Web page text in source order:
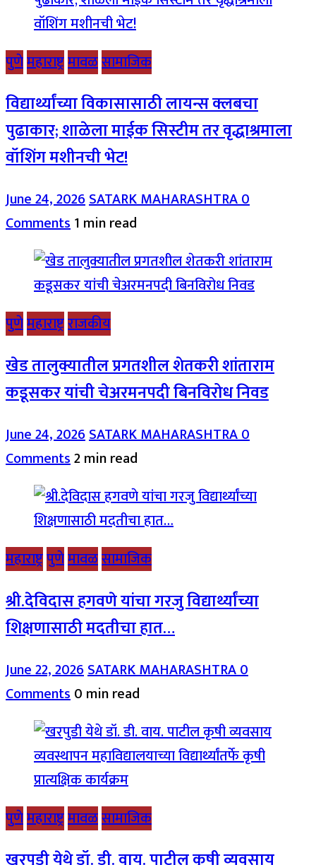
पुणेमहाराष्ट्रमावळसामाजिक
विद्यार्थ्यांच्या विकासासाठी लायन्स क्लबचा
पुढाकार; शाळेला माईक सिस्टीम तर वृद्धाश्रमाला
वॉशिंग मशीनची भेट!
June 24, 2026SATARK MAHARASHTRA0
Comments1 min read
पुणेमहाराष्ट्रराजकीय
खेड तालुक्यातील प्रगतशील शेतकरी शांताराम
कडूसकर यांची चेअरमनपदी बिनविरोध निवड
June 24, 2026SATARK MAHARASHTRA0
Comments2 min read
महाराष्ट्रपुणेमावळसामाजिक
श्री.देविदास हगवणे यांचा गरजु विद्यार्थ्यांच्या
शिक्षणासाठी मदतीचा हात…
June 22, 2026SATARK MAHARASHTRA0
Comments0 min read
पुणेमहाराष्ट्रमावळसामाजिक